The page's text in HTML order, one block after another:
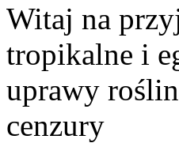
Witaj na
tropikalne i
uprawy
cenzury